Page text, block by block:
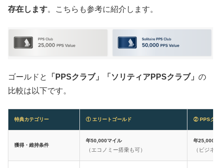
存在します。こちらも参考に紹介します。
ゴールドと 「PPSクラブ」「ソリティアPPSクラブ」 の
比較は以下です。
特典カテゴリー ① エリートゴールド ② PPSクラ
獲得・維持条件
年50,000マイル
（エコノミー搭乗も可）
年25,000
（ビジネ